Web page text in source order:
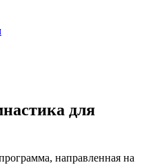
для
направленная на